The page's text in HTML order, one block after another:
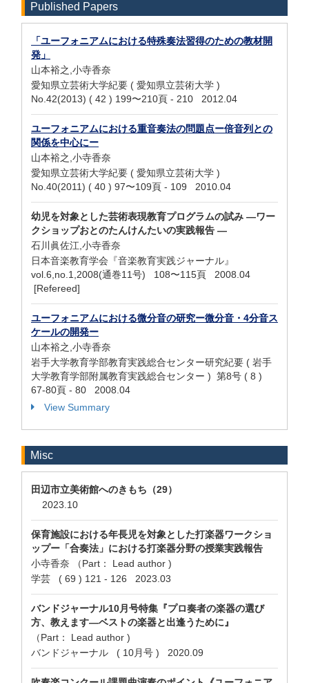
Published Papers
「ユーフォニアムにおける特殊奏法習得のための教材開
発」
山本裕之,小寺香奈
愛知県立芸術大学紀要 ( 愛知県立芸術大学 )
No.42(2013) ( 42 ) 199〜210頁 - 210 2012.04
ユーフォニアムにおける重音奏法の問題点ー倍音列との
関係を中心にー
山本裕之,小寺香奈
愛知県立芸術大学紀要 ( 愛知県立芸術大学 )
No.40(2011) ( 40 ) 97〜109頁 - 109 2010.04
幼児を対象とした芸術表現教育プログラムの試み ―ワー
クショップおとのたんけんたいの実践報告 ―
石川眞佐江,小寺香奈
日本音楽教育学会『音楽教育実践ジャーナル』
vol.6,no.1,2008(通巻11号) 108〜115頁 2008.04
[Refereed]
ユーフォニアムにおける微分音の研究ー微分音・4分音ス
ケールの開発ー
山本裕之,小寺香奈
岩手大学教育学部教育実践総合センター研究紀要 ( 岩手
大学教育学部附属教育実践総合センター ) 第8号 ( 8 )
67-80頁 - 80 2008.04
View Summary
Misc
田辺市立美術館へのきもち（29）
2023.10
保育施設における年長児を対象とした打楽器ワークショ
ップー「合奏法」における打楽器分野の授業実践報告
小寺香奈 （Part： Lead author )
学芸 ( 69 ) 121 - 126 2023.03
バンドジャーナル10月号特集『プロ奏者の楽器の選び
方、教えます―ベストの楽器と出逢うために』
（Part： Lead author )
バンドジャーナル ( 10月号 ) 2020.09